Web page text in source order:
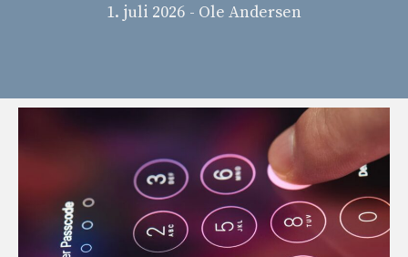
1. juli 2026 - Ole Andersen